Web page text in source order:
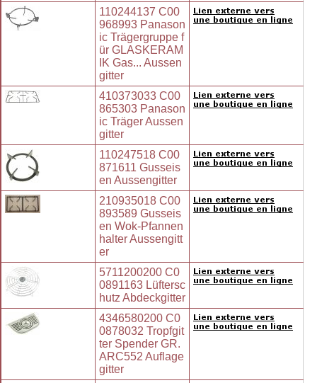
110244137 C00
968993 Panason
ic Trägergruppe f
ür GLASKERAM
IK Gas... Aussen
gitter
410373033 C00
865303 Panason
ic Träger Aussen
gitter
110247518 C00
871611 Gusseis
en Aussengitter
210935018 C00
893589 Gusseis
en Wok-Pfannen
halter Aussengitt
er
5711200200 C0
0891163 Lüftersc
hutz Abdeckgitter
4346580200 C0
0878032 Tropfgit
ter Spender GR.
ARC552 Auflage
gitter